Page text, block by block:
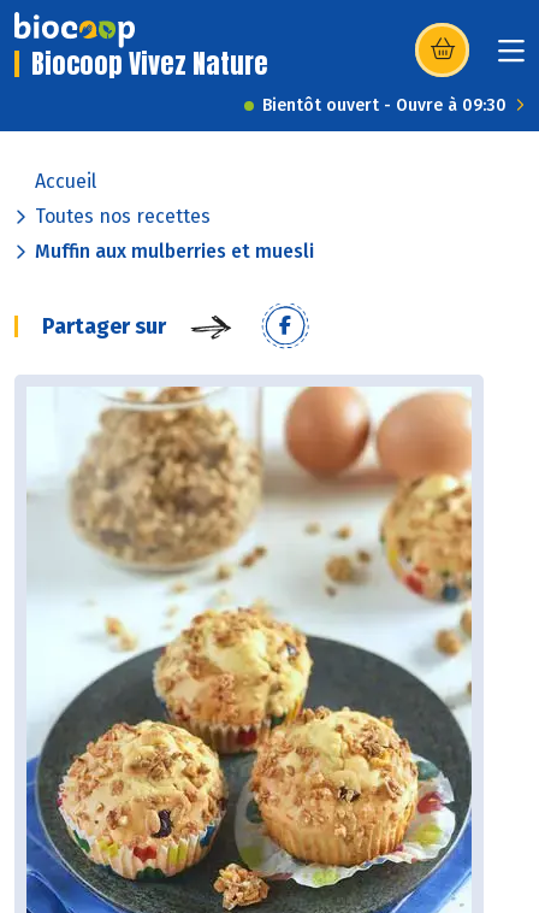
Biocoop Vivez Nature (s’ouvre dans
Bientôt ouvert - Ouvre à 09:30
Accueil
Toutes nos recettes
Muffin aux mulberries et muesli
Partager sur